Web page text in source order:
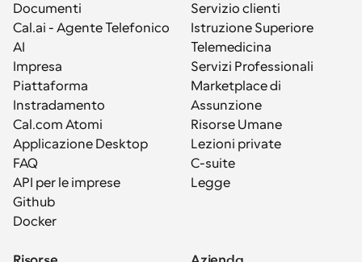
Documenti
Cal.ai - Agente Telefonico
AI
Impresa
Piattaforma
Instradamento
Cal.com Atomi
Applicazione Desktop
FAQ
API per le imprese
Github
Docker
Servizio clienti
Istruzione Superiore
Telemedicina
Servizi Professionali
Marketplace di
Assunzione
Risorse Umane
Lezioni private
C-suite
Legge